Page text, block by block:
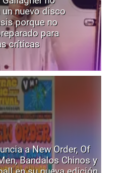
un nuevo disco
porque no
para
críticas
a New Order, Of
Bandalos Chinos y